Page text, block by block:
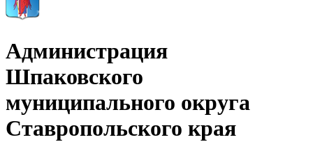
Администрация
Шпаковского
муниципального округа
Ставропольского края